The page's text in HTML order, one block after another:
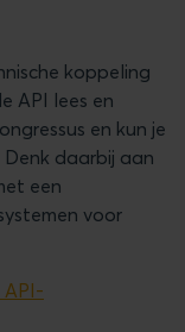
koppeling
API lees en
en kun je
daarbij aan
een
voor
API-